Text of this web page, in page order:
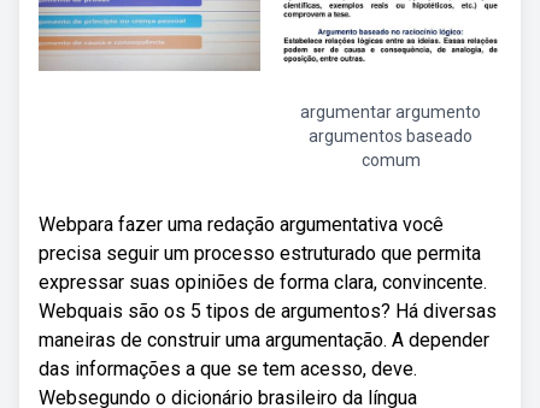
argumentar argumento
argumentos baseado
comum
Webpara fazer uma redação argumentativa você
precisa seguir um processo estruturado que permita
expressar suas opiniões de forma clara, convincente.
Webquais são os 5 tipos de argumentos? Há diversas
maneiras de construir uma argumentação. A depender
das informações a que se tem acesso, deve.
Websegundo o dicionário brasileiro da língua